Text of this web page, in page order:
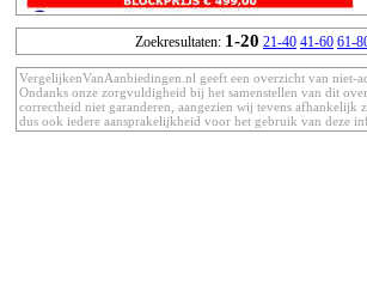
Zoekresultaten: 1-20 21-40 41-60 61-
VergelijkenVanAanbiedingen.nl geeft een overzicht van niet-
Ondanks onze zorgvuldigheid bij het samenstellen van dit
correctheid niet garanderen, aangezien wij tevens
dus ook iedere aansprakelijkheid voor het gebruik van deze